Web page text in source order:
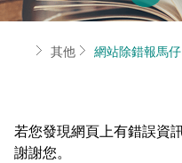
教務公告
學系公告
活動研習
空大簡介
立案證明
空大有利的學習條件
本校位置
資訊圖像化專區
行政單位
行政單位簡介
校長室
學術單位
通識教育中心
其他好站
校務資訊
首頁其他 網站除錯報馬仔
若您發現網頁上有錯誤資
謝謝您。